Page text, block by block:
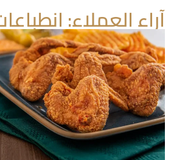
آراء العملاء: